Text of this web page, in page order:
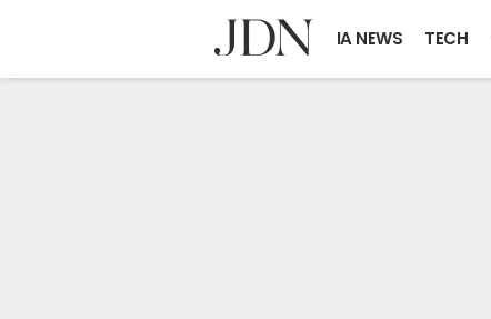
IA NEWS TECH